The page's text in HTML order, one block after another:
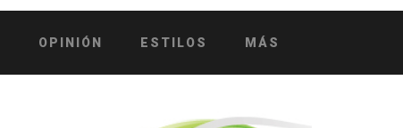
OPINIÓN ESTILOS MÁS